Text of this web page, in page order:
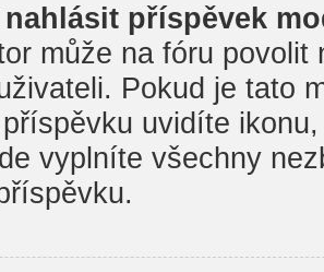
příspěvek
může na fóru povolit
Pokud je tato
uvidíte
vyplníte všechny